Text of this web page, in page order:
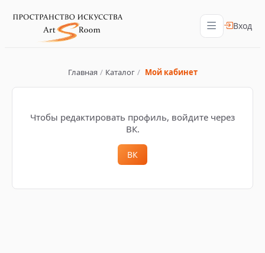
Вход
Главная / Каталог / Мой кабинет
Чтобы редактировать профиль, войдите через
ВК.
ВК